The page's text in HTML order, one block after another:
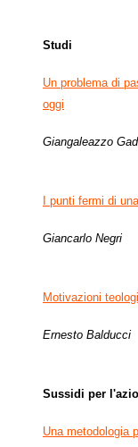
Studi
Un problema di
oggi
Giangaleazzo
I punti fermi di
Giancarlo Negri
Motivazioni
Ernesto Balducci
Sussidi per
Una metodologia